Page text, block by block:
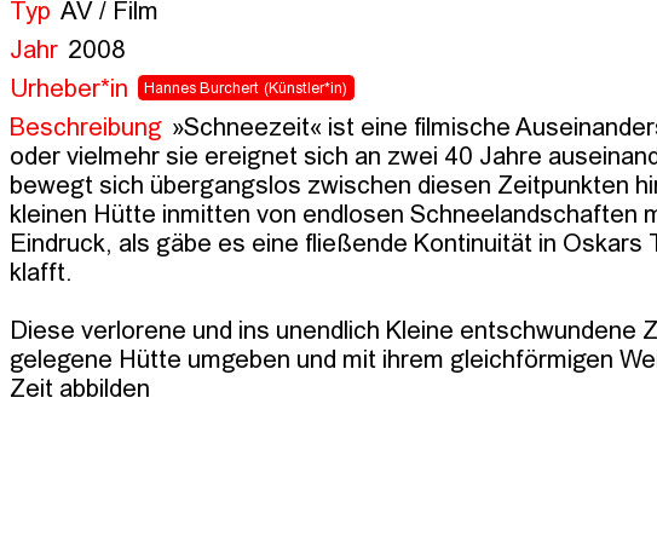
Typ AV / Film
Jahr 2008
Urheber*in
Hannes Burchert (Künstler*in)
Beschreibung »Schneezeit« ist eine filmische
oder vielmehr sie ereignet sich an zwei 40 Jahre
bewegt sich übergangslos zwischen diesen Zeitpunkten
kleinen Hütte inmitten von endlosen Schneelandschaften
Eindruck, als gäbe es eine fließende Kontinuität in
klafft.
Diese verlorene und ins unendlich Kleine
gelegene Hütte umgeben und mit ihrem gleichförmigen
Zeit abbilden